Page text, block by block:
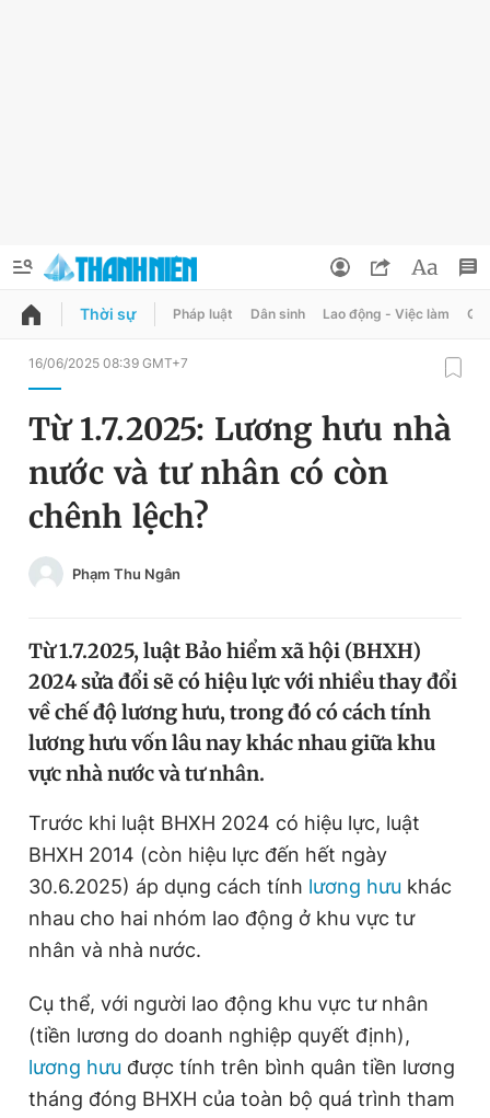
QUẢNG CÁO
Chuyên mục
Chuyên mục khác
Chào ngày mới
Tin 360
Video Magazine
Sản phẩm khác
Tiện ích Bạn cần biết
Thông tin tòa soạn Liên hệ quảng cáo
Đọc Thanh Niên trên điện thoại
Đổi mật khẩu
Tin đã lưu
Thời sự Pháp luật Dân sinh Lao động - Việc làm
16/06/2025 08:39 GMT+7
Từ 1.7.2025: Lương hưu nhà
nước và tư nhân có còn
chênh lệch?
Phạm Thu Ngân
Từ 1.7.2025, luật Bảo hiểm xã hội (BHXH)
2024 sửa đổi sẽ có hiệu lực với nhiều thay đổi
về chế độ lương hưu, trong đó có cách tính
lương hưu vốn lâu nay khác nhau giữa khu
vực nhà nước và tư nhân.
Trước khi luật BHXH 2024 có hiệu lực, luật
BHXH 2014 (còn hiệu lực đến hết ngày
30.6.2025) áp dụng cách tính lương hưu khác
nhau cho hai nhóm lao động ở khu vực tư
nhân và nhà nước.
Cụ thể, với người lao động khu vực tư nhân
(tiền lương do doanh nghiệp quyết định),
lương hưu được tính trên bình quân tiền lương
tháng đóng BHXH của toàn bộ quá trình tham